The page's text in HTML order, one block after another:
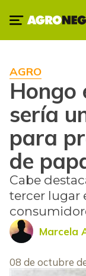
AGRO
Hongo
sería
para
de
Cabe
tercer lugar
Marcela
08 de octubre